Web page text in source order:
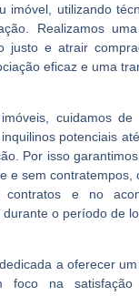
imóvel, utilizando
Realizamos
justo e atrair
eficaz e uma
cuidamos de
potenciais
Por isso
e sem contratempos,
e no
o período de
a oferecer
foco na